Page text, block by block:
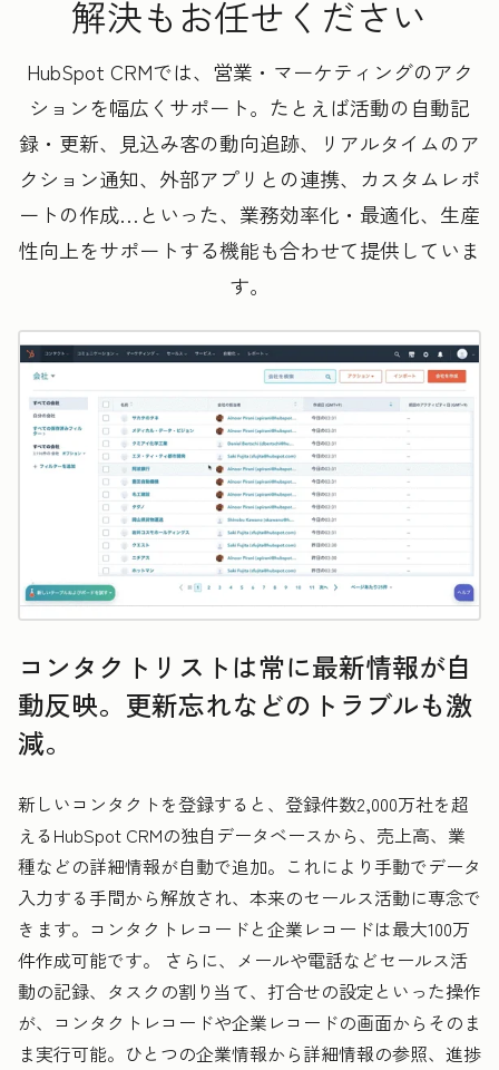
解決もお任せください
HubSpot CRMでは、営業・マーケティングのアク
ションを幅広くサポート。たとえば活動の自動記
録・更新、見込み客の動向追跡、リアルタイムのア
クション通知、外部アプリとの連携、カスタムレポ
ートの作成…といった、業務効率化・最適化、生産
性向上をサポートする機能も合わせて提供していま
す。
コンタクトリストは常に最新情報が自
動反映。更新忘れなどのトラブルも激
減。
新しいコンタクトを登録すると、登録件数2,000万社を超
えるHubSpot CRMの独自データベースから、売上高、業
種などの詳細情報が自動で追加。これにより手動でデータ
入力する手間から解放され、本来のセールス活動に専念で
きます。コンタクトレコードと企業レコードは最大100万
件作成可能です。 さらに、メールや電話などセールス活
動の記録、タスクの割り当て、打合せの設定といった操作
が、コンタクトレコードや企業レコードの画面からそのま
ま実行可能。ひとつの企業情報から詳細情報の参照、進捗